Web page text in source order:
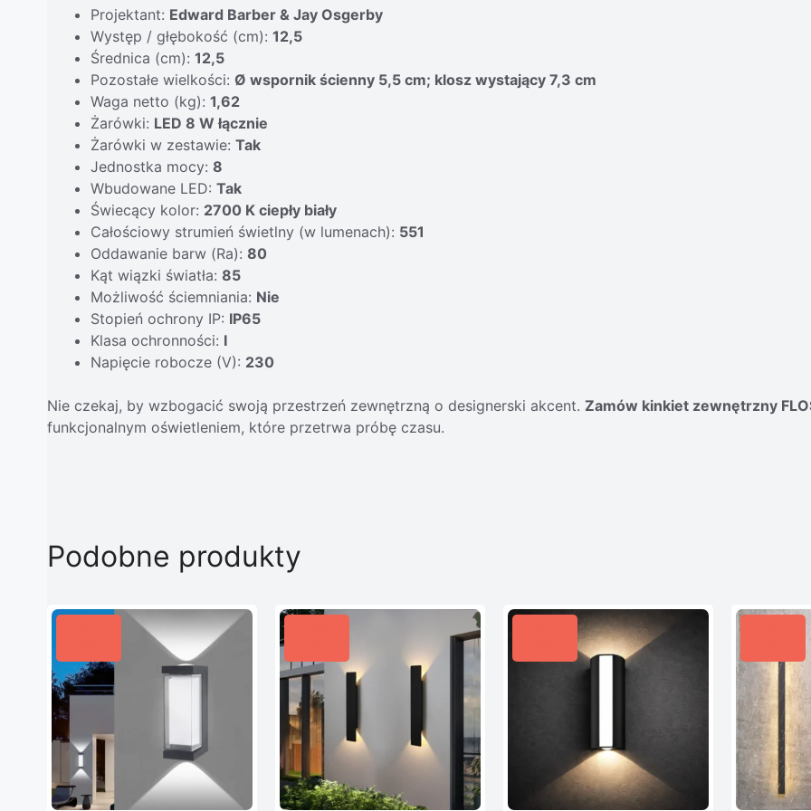
Projektant: Edward Barber & Jay Osgerby
Występ / głębokość (cm): 12,5
Średnica (cm): 12,5
Pozostałe wielkości: Ø wspornik ścienny 5,5 cm; klosz wystający 7,3 cm
Waga netto (kg): 1,62
Żarówki: LED 8 W łącznie
Żarówki w zestawie: Tak
Jednostka mocy: 8
Wbudowane LED: Tak
Świecący kolor: 2700 K ciepły biały
Całościowy strumień świetlny (w lumenach): 551
Oddawanie barw (Ra): 80
Kąt wiązki światła: 85
Możliwość ściemniania: Nie
Stopień ochrony IP: IP65
Klasa ochronności: I
Napięcie robocze (V): 230
Nie czekaj, by wzbogacić swoją przestrzeń zewnętrzną o designerski akcent. Zamów kinkiet zewnętrzny
funkcjonalnym oświetleniem, które przetrwa próbę czasu.
Podobne produkty